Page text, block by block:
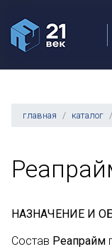
главная каталог
НАЗНАЧЕНИЕ И
Состав Реапрайм